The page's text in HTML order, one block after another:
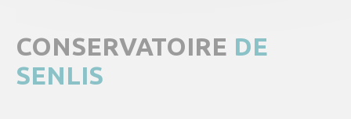
Actualités & Évènements
CONSERVATOIRE DE
SENLIS